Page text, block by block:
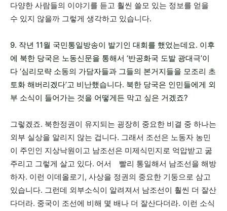
다양한 사람들의 이야기를 듣고 훨씬 쓸모 있는 정보를 얻을
수 있지 않을까 그렇게 생각하고 있습니다.
9. 작년 11월 국민통일방송이 발기인 대회를 했었는데요. 이후
에 북한 당국은 노동신문을 통해서 ‘반공화국 도발 광대극’이
다 ‘심리모략 소동의 가담자들과 그들의 본거지들을 모조리 초
토화 해버리겠다’고 비난했습니다. 북한 당국은 인민들에게 외
부 소식이 들어가는 것을 어떻게든 막고 싶은 거겠죠?
그렇겠죠. 북한정권이 유지되는 굉장히 중요한 비결 중 하나는
외부 실상을 알리지 않는 겁니다. 그래서 조선은 노동자 농민
이 주인인 지상낙원이고 남조선은 미제식민지로 억압받고 굶
주리고 그렇게 살고 있다. 어서 빨리 통일해서 남조선을 해방
하자. 이런 이데올로기, 사상을 정권의 중요한 기둥으로 삼고
있습니다. 그런데 외부소식이 알려져서 남조선이 훨씬 더 잘산
다더라. 중국이 조선에 비해 몇 배나 더 잘산다더라. 이런 소식